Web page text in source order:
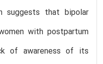
suggests that bipolar
with postpartum
of awareness of its